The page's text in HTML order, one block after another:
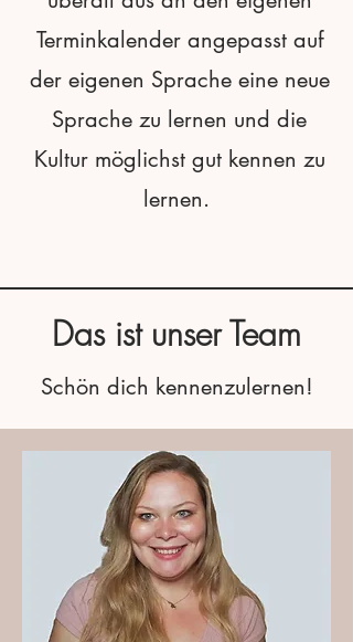
Terminkalender angepasst auf
der eigenen Sprache eine neue
Sprache zu lernen und die
Kultur möglichst gut kennen zu
lernen.
Das ist unser Team
Schön dich kennenzulernen!